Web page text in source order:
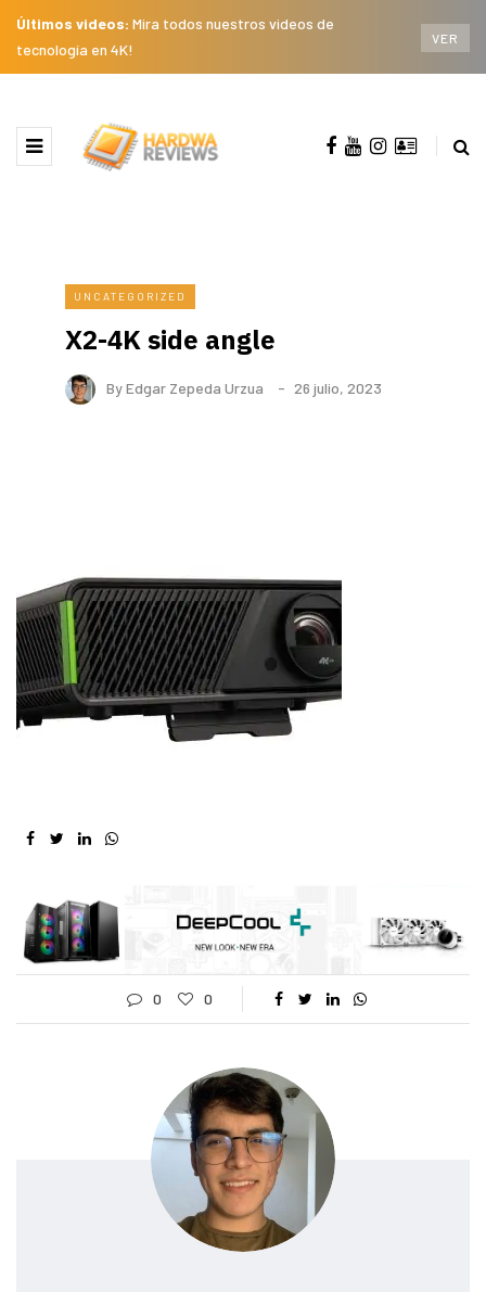
Últimos videos: Mira todos nuestros videos de
tecnología en 4K!
VER
UNCATEGORIZED
X2-4K side angle
ByEdgar Zepeda Urzua 26 julio, 2023
0 0